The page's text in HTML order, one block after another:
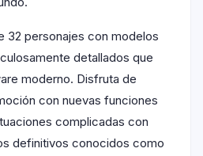
32 personajes con modelos
detallados que
moderno. Disfruta de
con nuevas funciones
complicadas con
definitivos conocidos como